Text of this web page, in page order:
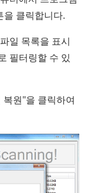
을 클릭합니다.
일 목록을 표시
필터링할 수 있
원"을 클릭하여